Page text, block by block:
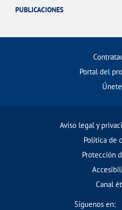
PUBLICACIONES
Portal del
Únete
Aviso legal y
Política de
Protección
Canal
Síguenos en: